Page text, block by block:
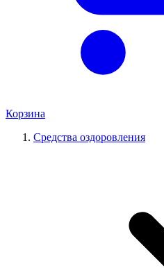
Корзина
Средства оздоровления